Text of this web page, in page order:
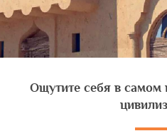
Ощутите себя в самом